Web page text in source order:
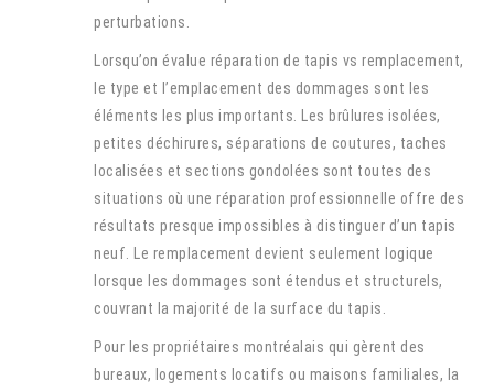
perturbations.
Lorsqu’on évalue réparation de tapis vs remplacement,
le type et l’emplacement des dommages sont les
éléments les plus importants. Les brûlures isolées,
petites déchirures, séparations de coutures, taches
localisées et sections gondolées sont toutes des
situations où une réparation professionnelle offre des
résultats presque impossibles à distinguer d’un tapis
neuf. Le remplacement devient seulement logique
lorsque les dommages sont étendus et structurels,
couvrant la majorité de la surface du tapis.
Pour les propriétaires montréalais qui gèrent des
bureaux, logements locatifs ou maisons familiales, la